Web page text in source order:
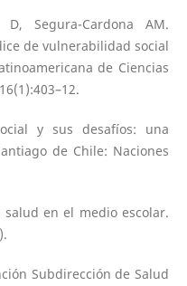
D, Segura-Cardona AM.
de vulnerabilidad social
de Ciencias
y sus desafíos: una
de Chile: Naciones
salud en el medio escolar.
Subdirección de Salud